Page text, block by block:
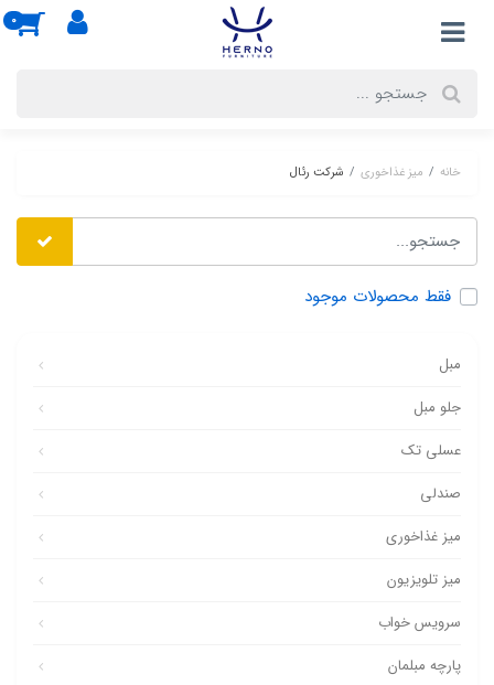
0
خانه میز غذاخوری شرکت رئال
فقط محصولات موجود
مبل
جلو مبل
عسلی تک
صندلی
میز غذاخوری
میز تلویزیون
سرویس خواب
پارچه مبلمان